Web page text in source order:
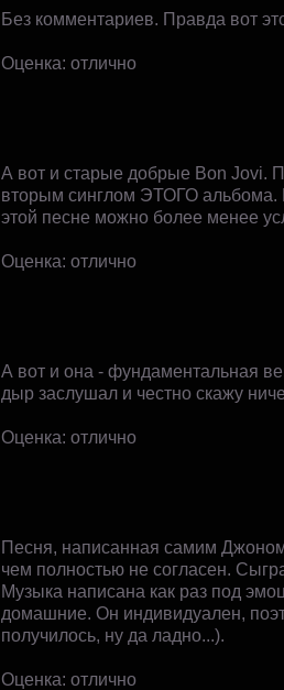
Без комментариев. Правда вот
Оценка: отлично
А вот и старые добрые Bon Jovi.
вторым синглом ЭТОГО альбома.
этой песне можно более менее
Оценка: отлично
А вот и она - фундаментальная
дыр заслушал и честно скажу
Оценка: отлично
Песня, написанная самим
чем полностью не согласен.
Музыка написана как раз под
домашние. Он индивидуален,
получилось, ну да ладно...).
Оценка: отлично